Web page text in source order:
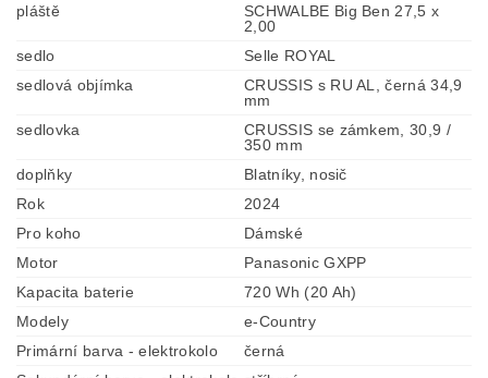
pláště
SCHWALBE Big Ben 27,5 x
2,00
sedlo
Selle ROYAL
sedlová objímka
CRUSSIS s RU AL, černá 34,9
mm
sedlovka
CRUSSIS se zámkem, 30,9 /
350 mm
doplňky
Blatníky, nosič
Rok
2024
Pro koho
Dámské
Motor
Panasonic GXPP
Kapacita baterie
720 Wh (20 Ah)
Modely
e-Country
Primární barva - elektrokolo
černá